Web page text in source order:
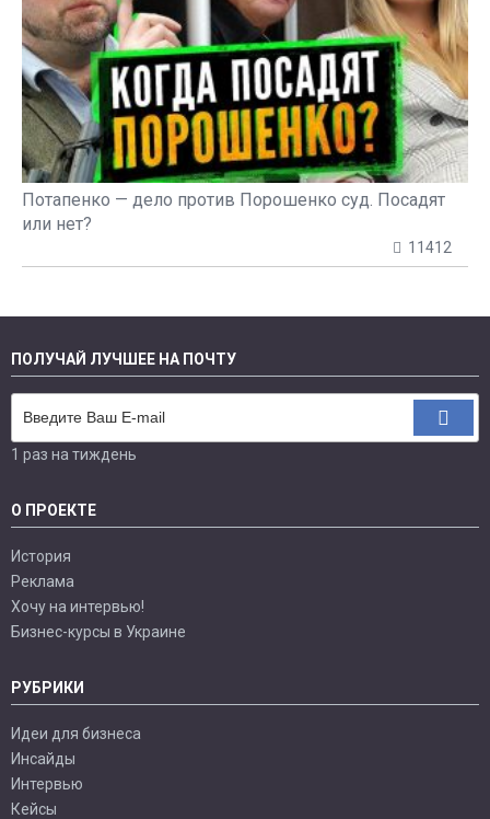
Потапенко — дело против Порошенко суд. Посадят
или нет?
11412
ПОЛУЧАЙ ЛУЧШЕЕ НА ПОЧТУ
1 раз на тиждень
О ПРОЕКТЕ
История
Реклама
Хочу на интервью!
Бизнес-курсы в Украине
РУБРИКИ
Идеи для бизнеса
Инсайды
Интервью
Кейсы